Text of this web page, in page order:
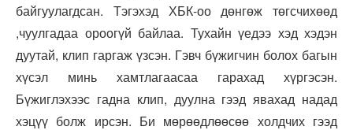
байгуулагдсан. Тэгэхэд ХБК-оо дөнгөж төгсчихөөд
,чуулгадаа ороогүй байлаа. Тухайн үедээ хэд хэдэн
дуутай, клип гаргаж үзсэн. Гэвч бүжигчин болох багын
хүсэл минь хамтлагаасаа гарахад хүргэсэн.
Бүжиглэхээс гадна клип, дуулна гээд явахад надад
хэцүү болж ирсэн. Би мөрөөдлөөсөө холдчих гээд